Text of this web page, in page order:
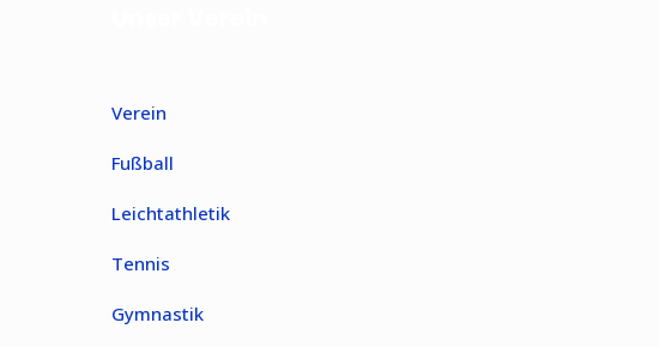
Verein
Fußball
Leichtathletik
Tennis
Gymnastik